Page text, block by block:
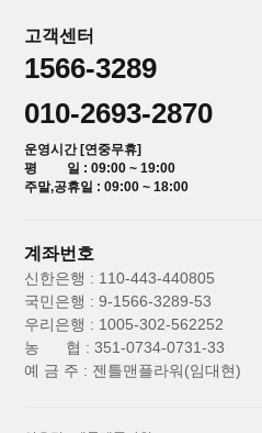
고객센터
1566-3289
010-2693-2870
운영시간 [연중무휴]
평 일 : 09:00 ~ 19:00
주말,공휴일 : 09:00 ~ 18:00
계좌번호
신한은행 : 110-443-440805
국민은행 : 9-1566-3289-53
우리은행 : 1005-302-562252
농 협 : 351-0734-0731-33
예 금 주 : 젠틀맨플라워(임대현)